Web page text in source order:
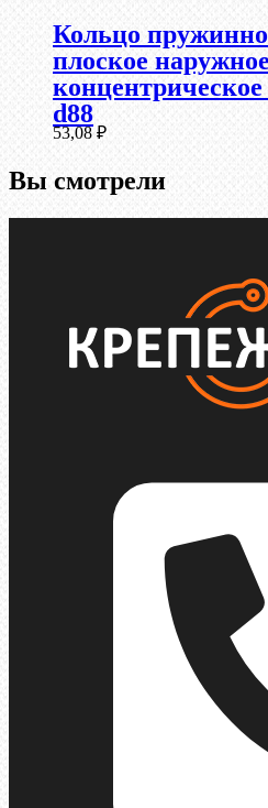
Кольцо
плоское наружное
d88
53,08₽
Вы смотрели